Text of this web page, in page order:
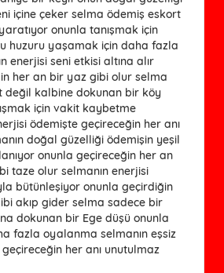
içine çeker selma ödemiş eskort
onunla tanışmak için
huzuru yaşamak için daha fazla
enerjisi seni etkisi altına alır
her an bir yaz gibi olur selma
değil kalbine dokunan bir köy
için vakit kaybetme
ödemişte geçireceğin her anı
doğal güzelliği ödemişin yeşil
onunla geçireceğin her an
taze olur selmanın enerjisi
bütünleşiyor onunla geçirdiğin
akıp gider selma sadece bir
dokunan bir Ege düşü onunla
fazla oyalanma selmanın eşsiz
her anı unutulmaz